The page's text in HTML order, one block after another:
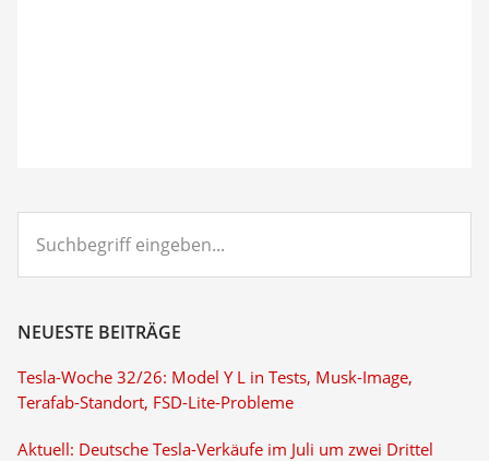
eingeben...
NEUESTE BEITRÄGE
Tesla-Woche 32/26: Model Y L in Tests, Musk-Image,
Terafab-Standort, FSD-Lite-Probleme
Aktuell: Deutsche Tesla-Verkäufe im Juli um zwei Drittel